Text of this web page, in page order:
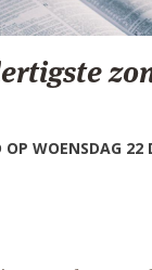
OF
OP WOENSDAG 22